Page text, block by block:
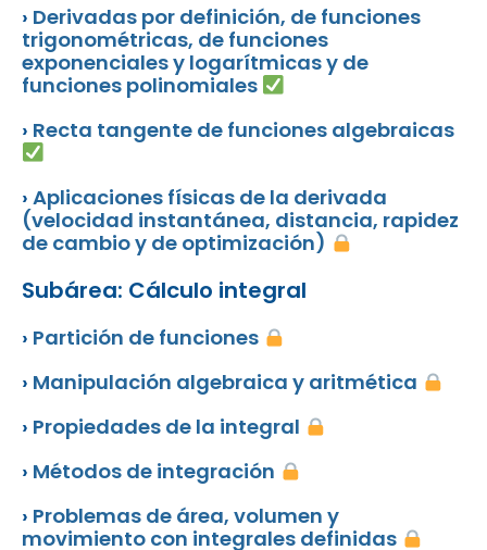
› Derivadas por definición, de funciones
trigonométricas, de funciones
exponenciales y logarítmicas y de
funciones polinomiales
› Recta tangente de funciones algebraicas
› Aplicaciones físicas de la derivada
(velocidad instantánea, distancia, rapidez
de cambio y de optimización)
Subárea: Cálculo integral
› Partición de funciones
› Manipulación algebraica y aritmética
› Propiedades de la integral
› Métodos de integración
› Problemas de área, volumen y
movimiento con integrales definidas